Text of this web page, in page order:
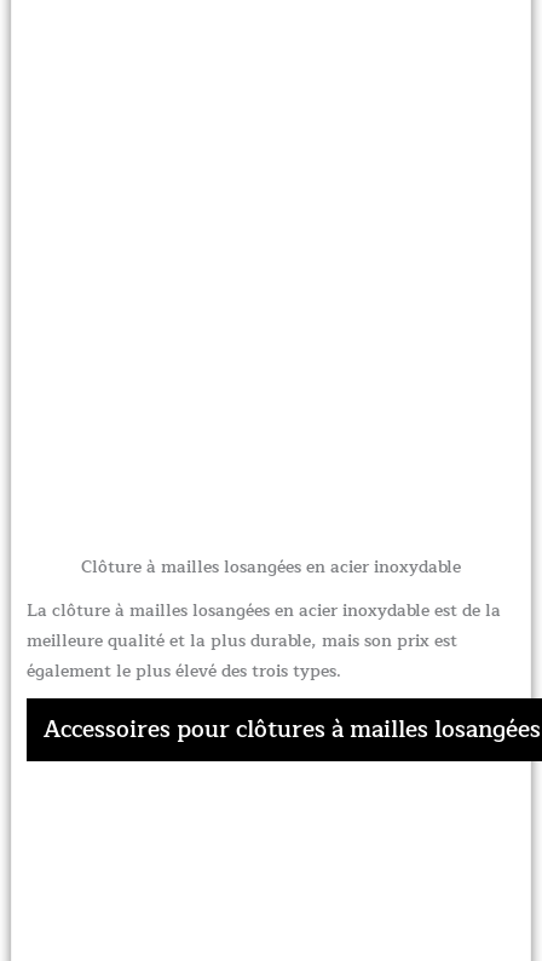
Clôture à mailles losangées en acier inoxydable
La clôture à mailles losangées en acier inoxydable est de la
meilleure qualité et la plus durable, mais son prix est
également le plus élevé des trois types.
Accessoires pour clôtures à mailles losangées